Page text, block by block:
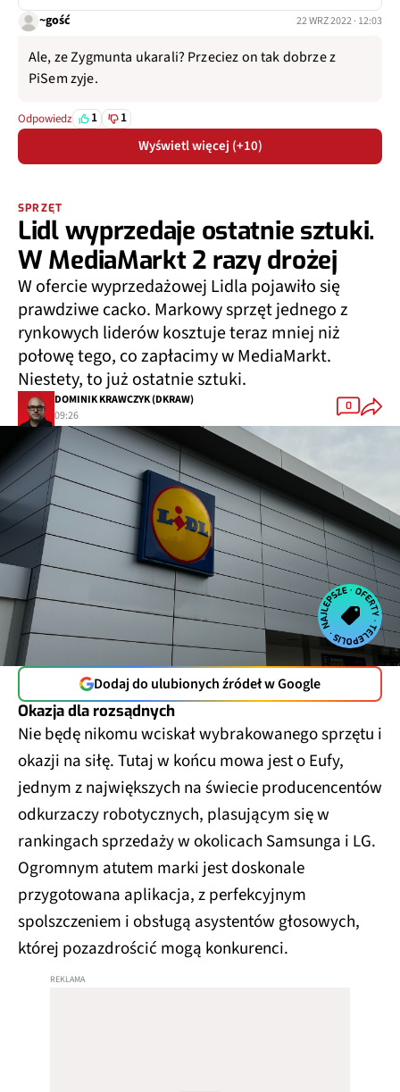
~gość 22 WRZ 2022 · 12:03
Ale, ze Zygmunta ukarali? Przeciez on tak dobrze z
PiSem zyje.
Odpowiedz 1 1
Wyświetl więcej (+10)
SPRZĘT
Lidl wyprzedaje ostatnie sztuki.
W MediaMarkt 2 razy drożej
W ofercie wyprzedażowej Lidla pojawiło się
prawdziwe cacko. Markowy sprzęt jednego z
rynkowych liderów kosztuje teraz mniej niż
połowę tego, co zapłacimy w MediaMarkt.
Niestety, to już ostatnie sztuki.
DOMINIK KRAWCZYK (DKRAW)
09:26
0
Dodaj do ulubionych źródeł w Google
Okazja dla rozsądnych
Nie będę nikomu wciskał wybrakowanego sprzętu i
okazji na siłę. Tutaj w końcu mowa jest o Eufy,
jednym z największych na świecie producencentów
odkurzaczy robotycznych, plasującym się w
rankingach sprzedaży w okolicach Samsunga i LG.
Ogromnym atutem marki jest doskonale
przygotowana aplikacja, z perfekcyjnym
spolszczeniem i obsługą asystentów głosowych,
której pozazdrościć mogą konkurenci.